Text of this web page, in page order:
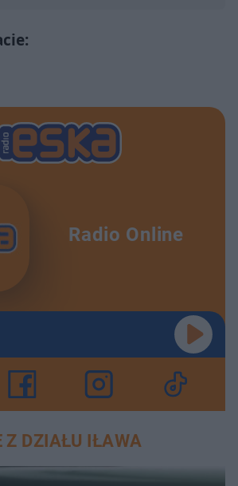
Radio Online
Z DZIAŁU IŁAWA